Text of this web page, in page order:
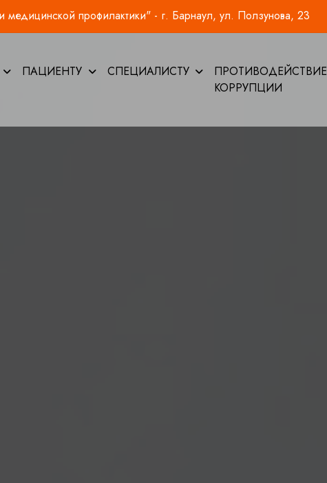
профилактики" - г. Барнаул, ул. Ползунова, 23
ПАЦИЕНТУ СПЕЦИАЛИСТУ
ПРОТИВОДЕЙСТВИЕ
КОРРУПЦИИ